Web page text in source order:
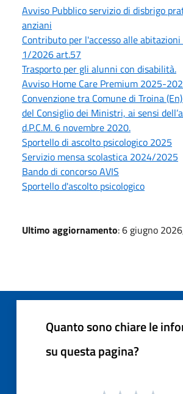
Avviso Pubblico servizio di disbrigo
anziani
Contributo per l'accesso alle abitazioni
1/2026 art.57
Trasporto per gli alunni con disabilità.
Avviso Home Care Premium 2025-
Convenzione tra Comune di Troina
del Consiglio dei Ministri, ai sensi
d.P.C.M. 6 novembre 2020.
Sportello di ascolto psicologico 2025
Servizio mensa scolastica 2024/2025
Bando di concorso AVIS
Sportello d'ascolto psicologico
Ultimo aggiornamento: 6 giugno
Quanto sono chiare le
su questa pagina?